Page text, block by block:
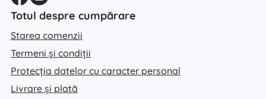
Totul despre cumpărare
Starea comenzii
Termeni și condiții
Protecția datelor cu caracter personal
Livrare și plată